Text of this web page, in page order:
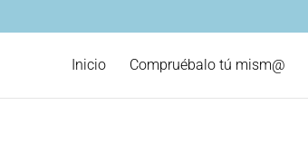
Inicio Compruébalo tú mism@